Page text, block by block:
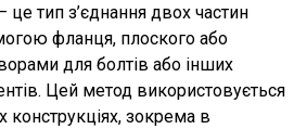
це тип з’єднання двох частин
фланця, плоского або
для болтів або інших
Цей метод використовується
конструкціях, зокрема в